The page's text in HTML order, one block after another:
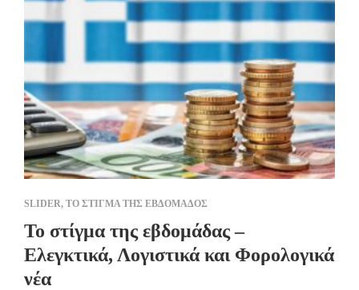
SLIDER, ΤΟ ΣΤΙΓΜΑ ΤΗΣ ΕΒΔΟΜΑΔΟΣ
To στίγμα της εβδομάδας –
Ελεγκτικά, Λογιστικά και Φορολογικά
νέα